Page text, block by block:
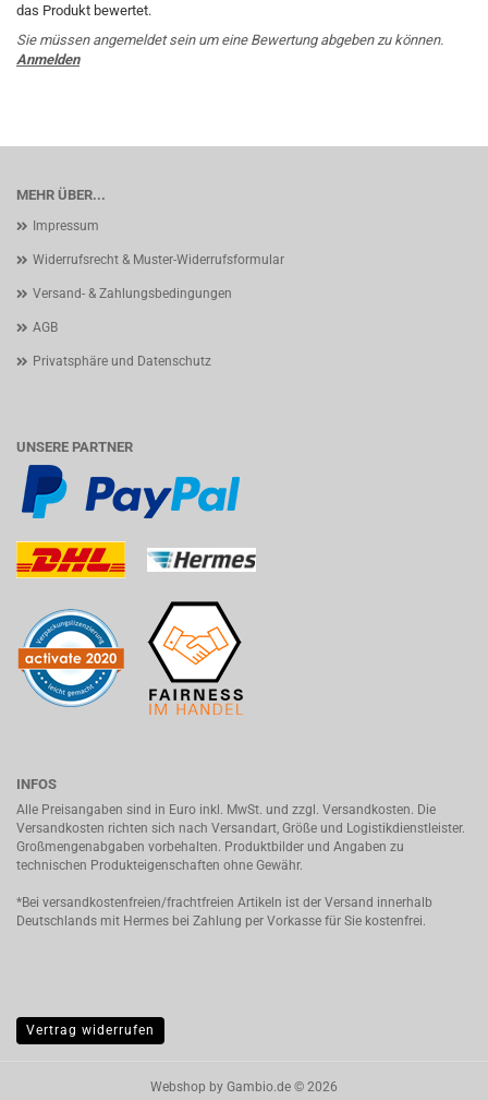
das Produkt bewertet.
Sie müssen angemeldet sein um eine Bewertung abgeben zu können.
Anmelden
MEHR ÜBER...
Impressum
Widerrufsrecht & Muster-Widerrufsformular
Versand- & Zahlungsbedingungen
AGB
Privatsphäre und Datenschutz
UNSERE PARTNER
INFOS
Alle Preisangaben sind in Euro inkl. MwSt. und zzgl. Versandkosten. Die
Versandkosten richten sich nach Versandart, Größe und Logistikdienstleister.
Großmengenabgaben vorbehalten. Produktbilder und Angaben zu
technischen Produkteigenschaften ohne Gewähr.
*Bei versandkostenfreien/frachtfreien Artikeln ist der Versand innerhalb
Deutschlands mit Hermes bei Zahlung per Vorkasse für Sie kostenfrei.
Vertrag widerrufen
Webshop by Gambio.de © 2026